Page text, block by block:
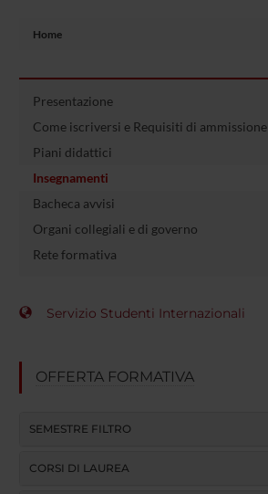
Home
Presentazione
Come iscriversi e Requisiti di ammissione
Piani didattici
Insegnamenti
Bacheca avvisi
Organi collegiali e di governo
Rete formativa
Servizio Studenti Internazionali
OFFERTA FORMATIVA
SEMESTRE FILTRO
CORSI DI LAUREA